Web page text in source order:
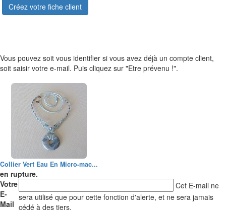
Créez votre fiche client
Vous pouvez soit vous identifier si vous avez déjà un compte client,
soit saisir votre e-mail. Puis cliquez sur "Etre prévenu !".
Collier Vert Eau En Micro-mac...
en rupture.
Votre
E-
Mail
Cet E-mail ne
sera utilisé que pour cette fonction d'alerte, et ne sera jamais
cédé à des tiers.